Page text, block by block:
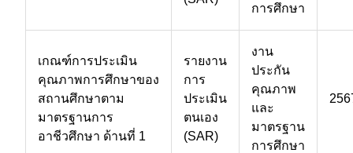
การศึกษา
เกณฑ์การประเมิน
คุณภาพการศึกษาของ
สถานศึกษาตาม
มาตรฐานการ
อาชีวศึกษา ด้านที่ 1
รายงาน
การ
ประเมิน
ตนเอง
(SAR)
งาน
ประกัน
คุณภาพ
และ
มาตรฐาน
การศึกษา